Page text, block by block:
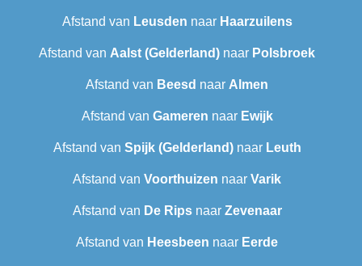
Afstand van Leusden naar Haarzuilens
Afstand van Aalst (Gelderland) naar Polsbroek
Afstand van Beesd naar Almen
Afstand van Gameren naar Ewijk
Afstand van Spijk (Gelderland)naar Leuth
Afstand van Voorthuizen naar Varik
Afstand van De Ripsnaar Zevenaar
Afstand van Heesbeen naar Eerde